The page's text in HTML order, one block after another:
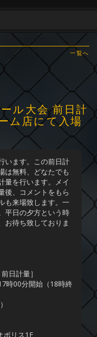
一覧へ
ル大会 前日計
ム店にて入場
います。この前日計
は無料、どなたでも
量を行います。メイ
後、コメントをもら
も来場致します。一
平日の夕方という時
お待ち致しておりま
日計量］
時00分開始（18時終
リス1F